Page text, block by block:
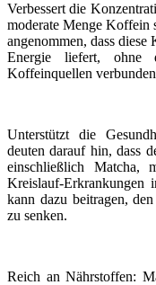
Verbessert die
moderate Menge Koffein
angenommen, dass
Energie liefert, ohne
Koffeinquellen
Unterstützt die
deuten darauf hin, dass
einschließlich Matcha,
Kreislauf-Erkrankungen
kann dazu beitragen,
zu senken.
Reich an Nährstoffen: